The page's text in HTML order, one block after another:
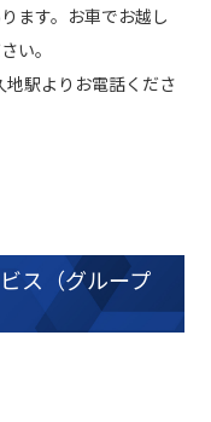
ます。お車でお越し
い。
駅よりお電話くださ
ス（グループ